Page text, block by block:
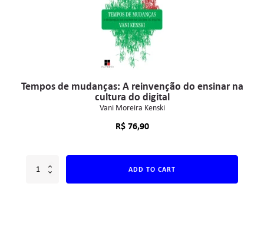
Tempos de mudanças: A reinvenção do ensinar na
cultura do digital
Vani Moreira Kenski
R$76,90
ADD TO CART